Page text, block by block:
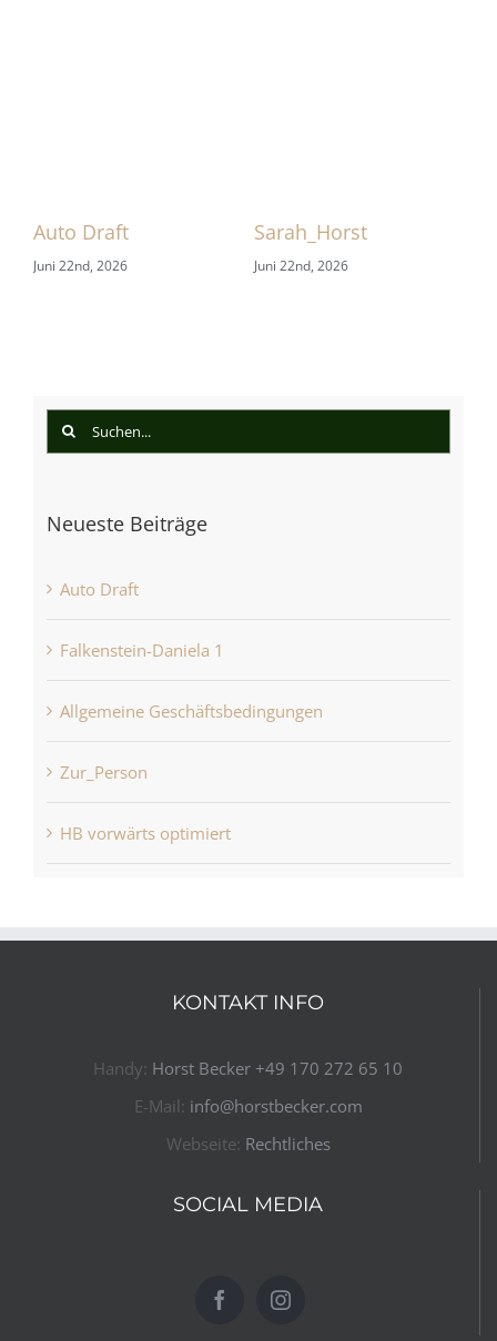
Auto Draft
Juni 22nd, 2026
Sarah_Horst
Juni 22nd, 2026
Suche
Neueste Beiträge
Auto Draft
Falkenstein-Daniela 1
Allgemeine Geschäftsbedingungen
Zur_Person
HB vorwärts optimiert
KONTAKT INFO
Handy: Horst Becker ​+49 170 272 65 10​
E-Mail: info@horstbecker.com
Webseite: Rechtliches
SOCIAL MEDIA